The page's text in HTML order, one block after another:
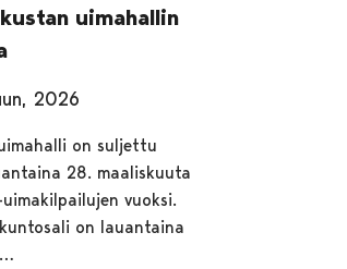
uimahallin
2026
on suljettu
28. maaliskuuta
vuoksi.
on lauantaina